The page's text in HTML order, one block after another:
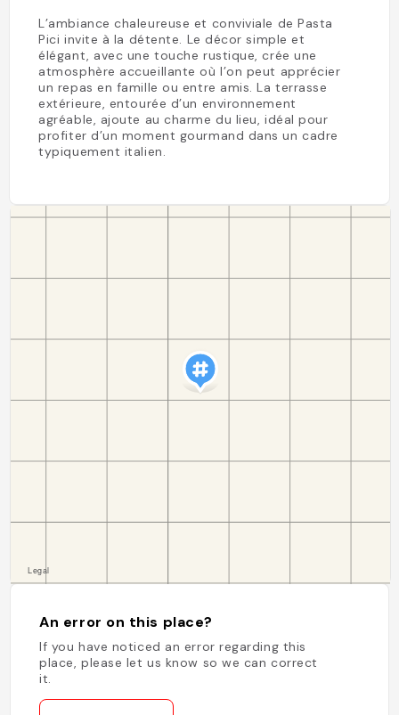
L’ambiance chaleureuse et conviviale de Pasta
Pici invite à la détente. Le décor simple et
élégant, avec une touche rustique, crée une
atmosphère accueillante où l’on peut apprécier
un repas en famille ou entre amis. La terrasse
extérieure, entourée d’un environnement
agréable, ajoute au charme du lieu, idéal pour
profiter d’un moment gourmand dans un cadre
typiquement italien.
An error on this place?
If you have noticed an error regarding this
place, please let us know so we can correct
it.